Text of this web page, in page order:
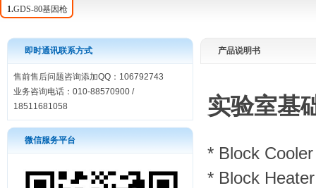
1.GDS-80基因枪
即时通讯联系方式
售前售后问题咨询添加QQ：106792743
业务咨询电话：010-88570900 /
18511681058
微信服务平台
产品说明书
实验室基
* Block
* Block